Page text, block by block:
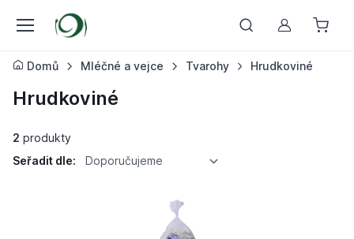
Můj účet
Domů Mléčné a vejce Tvarohy Hrudkoviné
Hrudkoviné
2 produkty
Seřadit dle:
Doporučujeme